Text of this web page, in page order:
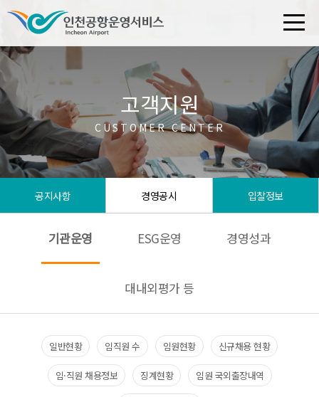
공지사항 경영공시 입찰정보
고객지원
CUSTOMER CENTER
기관운영 ESG운영 경영성과
대내외평가 등
일반현황​ 임직원 수​ 임원현황​ 신규채용 현황​
임·직원 채용정보 징계현황 임원 국외출장내역​